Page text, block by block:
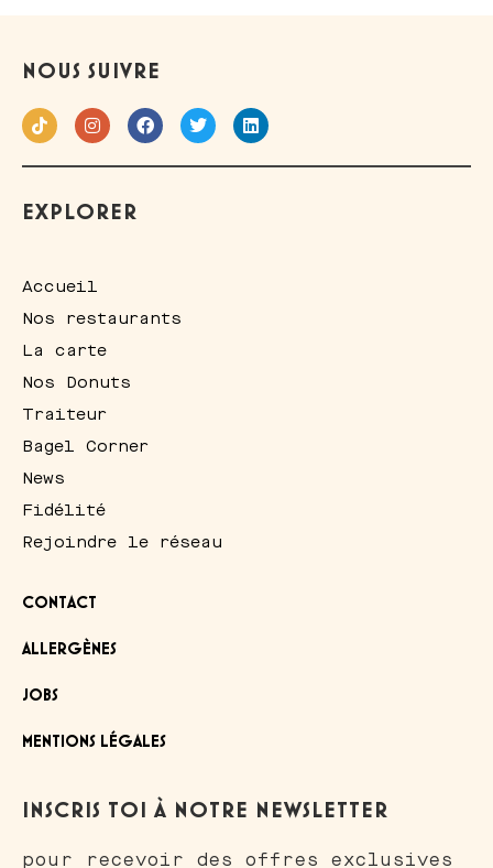
NOUS SUIVRE
EXPLORER
Accueil
Nos restaurants
La carte
Nos Donuts
Traiteur
Bagel Corner
News
Fidélité
Rejoindre le réseau
CONTACT
ALLERGÈNES
JOBS
MENTIONS LÉGALES
INSCRIS TOI À NOTRE NEWSLETTER
pour recevoir des offres exclusives
nous...
de Bagel
!